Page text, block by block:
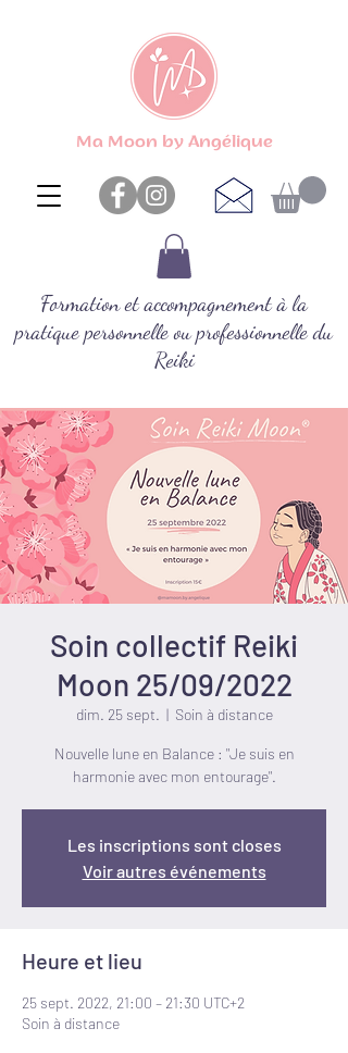
Ma Moon by Angélique
Formation et accompagnement à la
pratique personnelle ou professionnelle du
Reiki
Soin collectif Reiki
Moon 25/09/2022
dim. 25 sept.
  |
Soin à distance
Nouvelle lune en Balance : "Je suis en
harmonie avec mon entourage".
Les inscriptions sont closes
Voir autres événements
Heure et lieu
25 sept. 2022, 21:00 – 21:30 UTC+2
Soin à distance